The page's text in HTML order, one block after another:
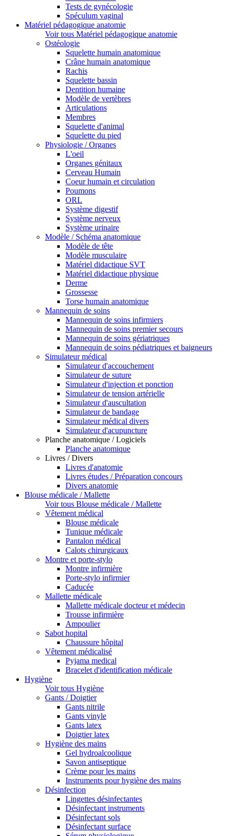
Tests de gynécologie
Spéculum vaginal
Matériel pédagogique anatomie
Voir tous Matériel pédagogique anatomie
Ostéologie
Squelette humain anatomique
Crâne humain anatomique
Rachis
Squelette bassin
Dentition humaine
Modèle de vertèbres
Articulations
Membres
Squelette d'animal
Squelette du pied
Physiologie / Organes
L'oeil
Organes génitaux
Cerveau Humain
Coeur humain et circulation
Poumons
ORL
Système digestif
Système nerveux
Système urinaire
Modèle / Schéma anatomique
Modèle de tête
Modèle musculaire
Matériel didactique SVT
Matériel didactique physique
Derme
Grossesse
Torse humain anatomique
Mannequin de soins
Mannequin de soins infirmiers
Mannequin de soins premier secours
Mannequin de soins gériatriques
Mannequin de soins pédiatriques et baigneurs
Simulateur médical
Simulateur d'accouchement
Simulateur de suture
Simulateur d'injection et ponction
Simulateur de tension artérielle
Simulateur d'auscultation
Simulateur de bandage
Simulateur médical divers
Simulateur d'acupuncture
Planche anatomique / Logiciels
Planche anatomique
Livres / Divers
Livres d'anatomie
Livres études / Préparation concours
Divers anatomie
Blouse médicale / Mallette
Voir tous Blouse médicale / Mallette
Vêtement médical
Blouse médicale
Tunique médicale
Pantalon médical
Calots chirurgicaux
Montre et porte-stylo
Montre infirmière
Porte-stylo infirmier
Caducée
Mallette médicale
Mallette médicale docteur et médecin
Trousse infirmière
Ampoulier
Sabot hopital
Chaussure hôpital
Vêtement médicalisé
Pyjama medical
Bracelet d'identification médicale
Hygiène
Voir tous Hygiène
Gants / Doigtier
Gants nitrile
Gants vinyle
Gants latex
Doigtier latex
Hygiène des mains
Gel hydroalcoolique
Savon antiseptique
Crème pour les mains
Instruments pour hygiène des mains
Désinfection
Lingettes désinfectantes
Désinfectant instruments
Désinfectant sols
Désinfectant surface